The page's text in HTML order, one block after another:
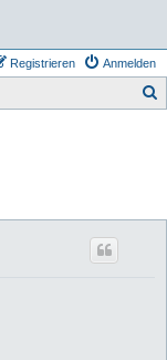
Anmelden
Registrieren